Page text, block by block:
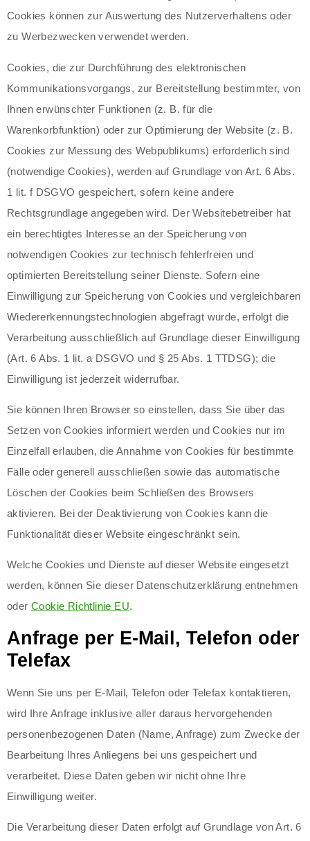
Cookies können zur Auswertung des Nutzerverhaltens oder
zu Werbezwecken verwendet werden.
Cookies, die zur Durchführung des elektronischen
Kommunikationsvorgangs, zur Bereitstellung bestimmter, von
Ihnen erwünschter Funktionen (z. B. für die
Warenkorbfunktion) oder zur Optimierung der Website (z. B.
Cookies zur Messung des Webpublikums) erforderlich sind
(notwendige Cookies), werden auf Grundlage von Art. 6 Abs.
1 lit. f DSGVO gespeichert, sofern keine andere
Rechtsgrundlage angegeben wird. Der Websitebetreiber hat
ein berechtigtes Interesse an der Speicherung von
notwendigen Cookies zur technisch fehlerfreien und
optimierten Bereitstellung seiner Dienste. Sofern eine
Einwilligung zur Speicherung von Cookies und vergleichbaren
Wiedererkennungstechnologien abgefragt wurde, erfolgt die
Verarbeitung ausschließlich auf Grundlage dieser Einwilligung
(Art. 6 Abs. 1 lit. a DSGVO und § 25 Abs. 1 TTDSG); die
Einwilligung ist jederzeit widerrufbar.
Sie können Ihren Browser so einstellen, dass Sie über das
Setzen von Cookies informiert werden und Cookies nur im
Einzelfall erlauben, die Annahme von Cookies für bestimmte
Fälle oder generell ausschließen sowie das automatische
Löschen der Cookies beim Schließen des Browsers
aktivieren. Bei der Deaktivierung von Cookies kann die
Funktionalität dieser Website eingeschränkt sein.
Welche Cookies und Dienste auf dieser Website eingesetzt
werden, können Sie dieser Datenschutzerklärung entnehmen
oder Cookie Richtlinie EU.
Anfrage per E-Mail, Telefon oder
Telefax
Wenn Sie uns per E-Mail, Telefon oder Telefax kontaktieren,
wird Ihre Anfrage inklusive aller daraus hervorgehenden
personenbezogenen Daten (Name, Anfrage) zum Zwecke der
Bearbeitung Ihres Anliegens bei uns gespeichert und
verarbeitet. Diese Daten geben wir nicht ohne Ihre
Einwilligung weiter.
Die Verarbeitung dieser Daten erfolgt auf Grundlage von Art. 6